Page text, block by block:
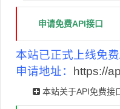
申请免费API接口
本站已正式上线免
申请地址：
https://
本站关于API免费接